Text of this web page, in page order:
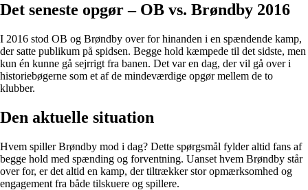
Det seneste opgør – OB vs. Brøndby 2016
I 2016 stod OB og Brøndby over for hinanden i en spændende kamp,
der satte publikum på spidsen. Begge hold kæmpede til det sidste, men
kun én kunne gå sejrrigt fra banen. Det var en dag, der vil gå over i
historiebøgerne som et af de mindeværdige opgør mellem de to
klubber.
Den aktuelle situation
Hvem spiller Brøndby mod i dag? Dette spørgsmål fylder altid fans af
begge hold med spænding og forventning. Uanset hvem Brøndby står
over for, er det altid en kamp, der tiltrækker stor opmærksomhed og
engagement fra både tilskuere og spillere.